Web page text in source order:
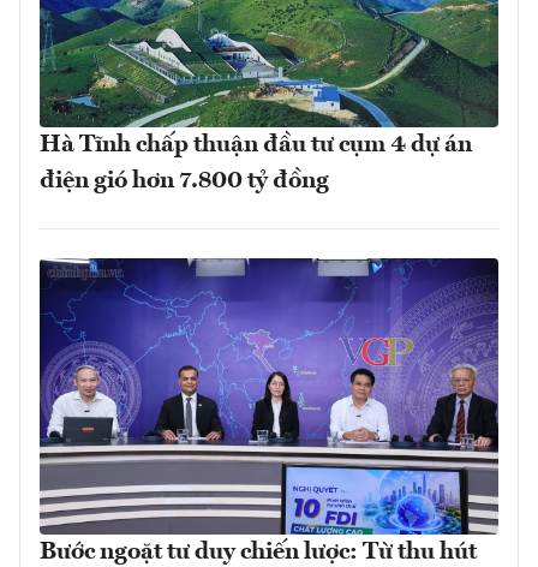
Hà Tĩnh chấp thuận đầu tư cụm 4 dự án
điện gió hơn 7.800 tỷ đồng
Bước ngoặt tư duy chiến lược: Từ thu hút